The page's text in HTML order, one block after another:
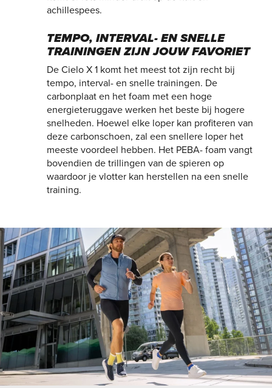
achillespees.
TEMPO, INTERVAL- EN SNELLE
TRAININGEN ZIJN JOUW FAVORIET
De Cielo X 1 komt het meest tot zijn recht bij
tempo, interval- en snelle trainingen. De
carbonplaat en het foam met een hoge
energieteruggave werken het beste bij hogere
snelheden. Hoewel elke loper kan profiteren van
deze carbonschoen, zal een snellere loper het
meeste voordeel hebben. Het PEBA- foam vangt
bovendien de trillingen van de spieren op
waardoor je vlotter kan herstellen na een snelle
training.